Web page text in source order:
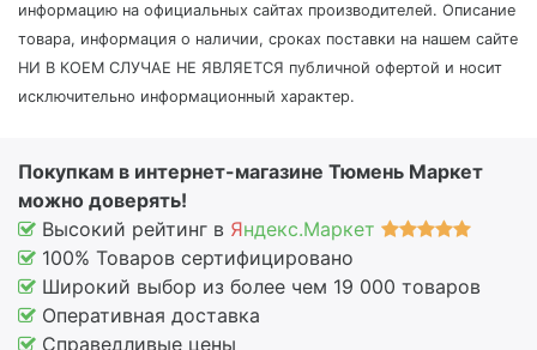
информацию на официальных сайтах производителей. Описание
товара, информация о наличии, сроках поставки на нашем сайте
НИ В КОЕМ СЛУЧАЕ НЕ ЯВЛЯЕТСЯ публичной офертой и носит
исключительно информационный характер.
Покупкам в интернет-магазине Тюмень Маркет
можно доверять!
Высокий рейтинг в Яндекс.Маркет
100% Товаров сертифицировано
Широкий выбор из более чем 19 000 товаров
Оперативная доставка
Справедливые цены